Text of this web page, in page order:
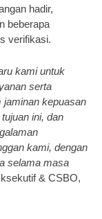
hadir,
beberapa
verifikasi.
kami untuk
serta
jaminan kepuasan
ini, dan
kami, dengan
selama masa
& CSBO,